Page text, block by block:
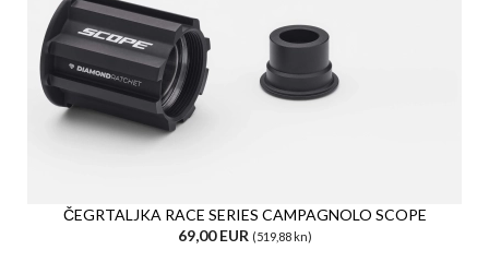
ČEGRTALJKA RACE SERIES CAMPAGNOLO SCOPE
69,00 EUR (519,88 kn)